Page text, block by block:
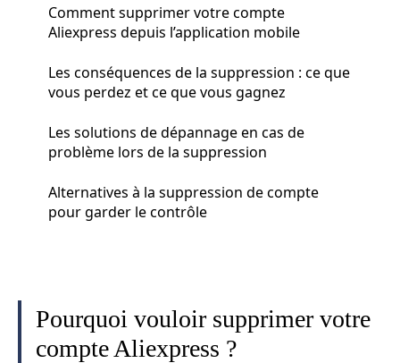
Comment supprimer votre compte
Aliexpress depuis l’application mobile
Les conséquences de la suppression : ce que
vous perdez et ce que vous gagnez
Les solutions de dépannage en cas de
problème lors de la suppression
Alternatives à la suppression de compte
pour garder le contrôle
Pourquoi vouloir supprimer votre
compte Aliexpress ?